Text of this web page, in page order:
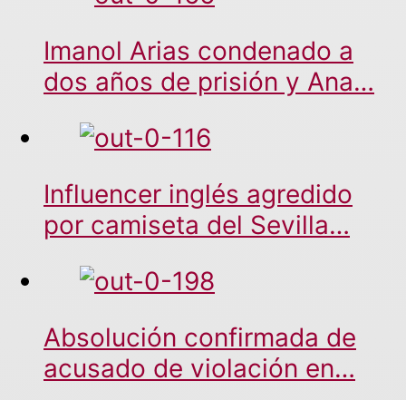
Imanol Arias condenado a
dos años de prisión y Ana…
Influencer inglés agredido
por camiseta del Sevilla…
Absolución confirmada de
acusado de violación en…